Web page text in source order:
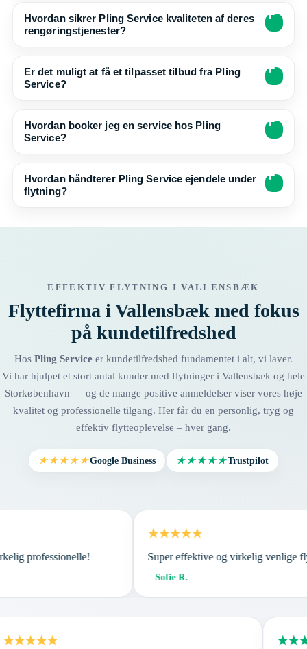
Hvordan sikrer Pling Service kvaliteten af deres
rengøringstjenester?
Er det muligt at få et tilpasset tilbud fra Pling
Service?
Hvordan booker jeg en service hos Pling
Service?
Hvordan håndterer Pling Service ejendele under
flytning?
EFFEKTIV FLYTNING I VALLENSBÆK
Flyttefirma i Vallensbæk med fokus
på kundetilfredshed
Hos Pling Service er kundetilfredshed fundamentet i alt, vi laver.
Vi har hjulpet et stort antal kunder med flytninger i Vallensbæk og hele
Storkøbenhavn — og de mange positive anmeldelser viser vores høje
kvalitet og professionelle tilgang. Her får du en personlig, tryg og
effektiv flytteoplevelse – hver gang.
★★★★★Google Business ★★★★★Trustpilot
professionelle!
★★★★★
Super effektive og virkelig
– Sofie R.